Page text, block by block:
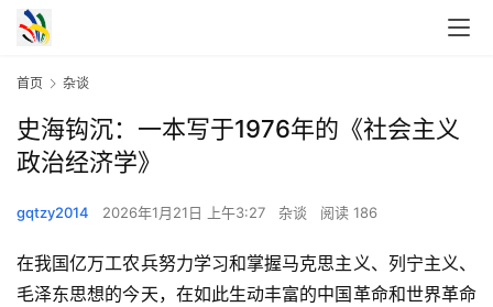
首页 杂谈
史海钩沉：一本写于1976年的《社会主义
政治经济学》
gqtzy2014 2026年1月21日 上午3:27 杂谈 阅读 186
在我国亿万工农兵努力学习和掌握马克思主义、列宁主义、
毛泽东思想的今天，在如此生动丰富的中国革命和世界革命